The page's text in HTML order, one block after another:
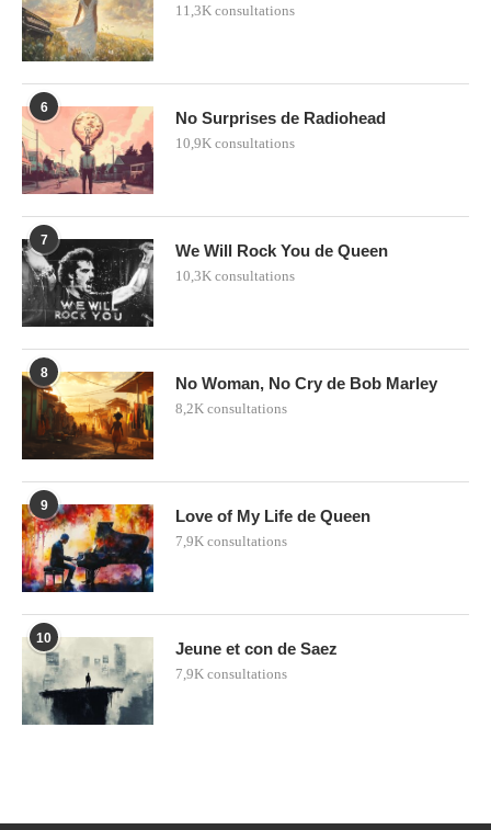
11,3K consultations
6
No Surprises de Radiohead
10,9K consultations
7
We Will Rock You de Queen
10,3K consultations
8
No Woman, No Cry de Bob Marley
8,2K consultations
9
Love of My Life de Queen
7,9K consultations
10
Jeune et con de Saez
7,9K consultations